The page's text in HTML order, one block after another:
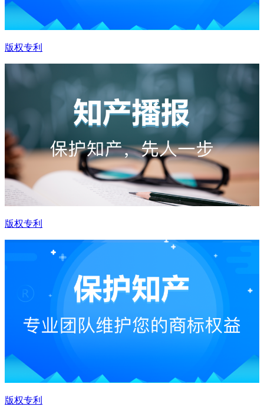
版权专利
版权专利
版权专利